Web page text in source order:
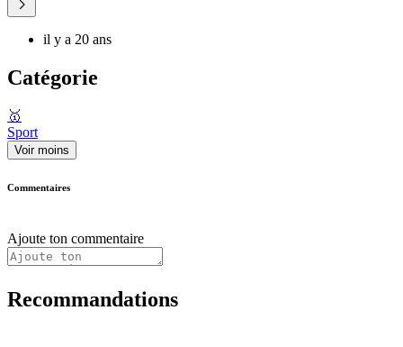
il y a 20 ans
Catégorie
🥇
Sport
Voir moins
Commentaires
Ajoute ton commentaire
Recommandations